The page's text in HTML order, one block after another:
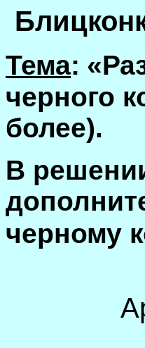
Тема:
черного
более).
В
черному